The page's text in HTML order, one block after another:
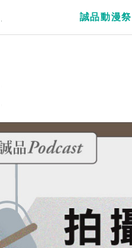
誠品動漫祭